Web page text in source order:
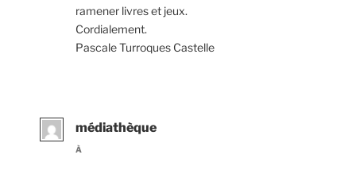
ramener livres et jeux.
Cordialement.
Pascale Turroques Castelle
médiathèque
À